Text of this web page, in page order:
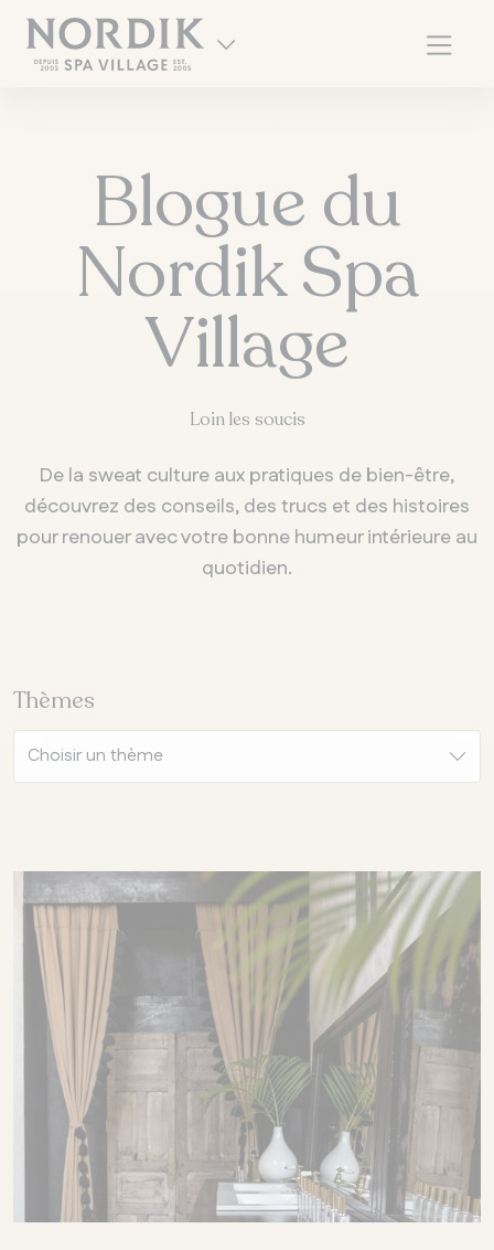
Blogue du
Nordik Spa
Village
Loin l es soucis
De la sweat culture aux pratiques de bien-être,
découvrez des conseils, des trucs et des histoires
pour renouer avec votre bonne humeur intérieure au
quotidien.
Thèmes